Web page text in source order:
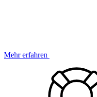
Mehr erfahren